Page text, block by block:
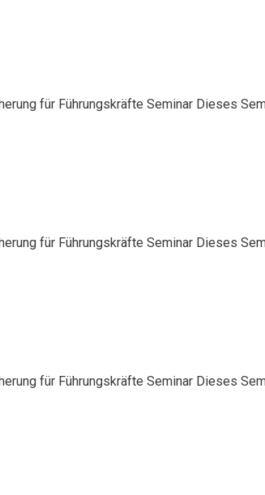
für Führungskräfte Seminar Dieses
für Führungskräfte Seminar Dieses
für Führungskräfte Seminar Dieses